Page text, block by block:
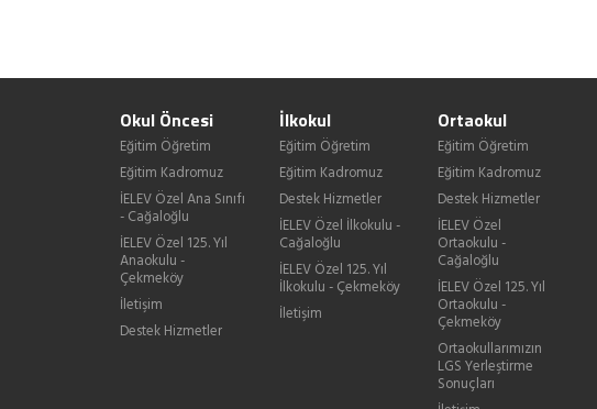
Okul Öncesi
Eğitim Öğretim
Eğitim Kadromuz
İELEV Özel Ana Sınıfı
- Cağaloğlu
İELEV Özel 125. Yıl
Anaokulu -
Çekmeköy
İletişim
Destek Hizmetler
İlkokul
Eğitim Öğretim
Eğitim Kadromuz
Destek Hizmetler
İELEV Özel İlkokulu -
Cağaloğlu
İELEV Özel 125. Yıl
İlkokulu - Çekmeköy
İletişim
Ortaokul
Eğitim Öğretim
Eğitim Kadromuz
Destek Hizmetler
İELEV Özel
Ortaokulu -
Cağaloğlu
İELEV Özel 125. Yıl
Ortaokulu -
Çekmeköy
Ortaokullarımızın
LGS Yerleştirme
Sonuçları